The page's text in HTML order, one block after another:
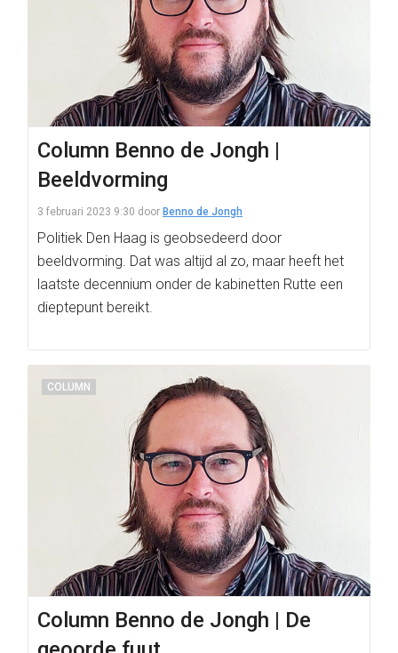
Column Benno de Jongh |
Beeldvorming
3 februari 2023 9:30 door Benno de Jongh
Politiek Den Haag is geobsedeerd door
beeldvorming. Dat was altijd al zo, maar heeft het
laatste decennium onder de kabinetten Rutte een
dieptepunt bereikt.
COLUMN
Column Benno de Jongh | De